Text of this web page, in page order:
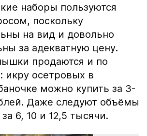
наборы пользуются
поскольку
на вид и довольно
за адекватную цену.
продаются и по
икру осетровых в
можно купить за 3-
Даже следуют объёмы
6, 10 и 12,5 тысячи.